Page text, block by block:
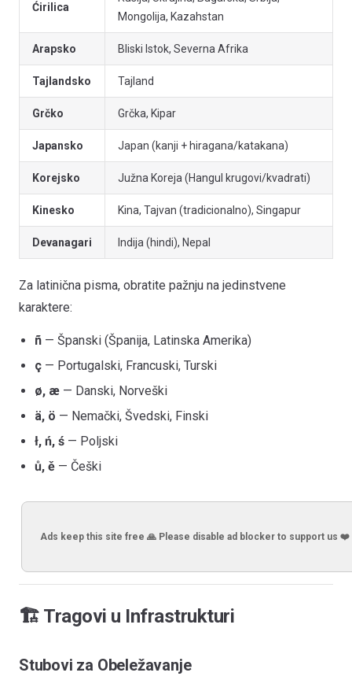
Ćirilica
Mongolija, Kazahstan
Arapsko Bliski Istok, Severna Afrika
Tajlandsko Tajland
Grčko Grčka, Kipar
Japansko Japan (kanji + hiragana/katakana)
Korejsko Južna Koreja (Hangul krugovi/kvadrati)
Kinesko Kina, Tajvan (tradicionalno), Singapur
Devanagari Indija (hindi), Nepal
Za latinična pisma, obratite pažnju na jedinstvene
karaktere:
ñ — Španski (Španija, Latinska Amerika)
ç — Portugalski, Francuski, Turski
ø, æ — Danski, Norveški
ä, ö — Nemački, Švedski, Finski
ł, ń, ś — Poljski
ů, ě — Češki
Ads keep this site free 🙏 Please disable ad blocker to support us ❤️
🏗️ Tragovi u Infrastrukturi
Stubovi za Obeležavanje